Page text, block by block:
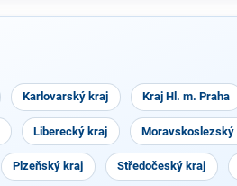
Karlovarský kraj Kraj Hl. m. Praha
Liberecký kraj Moravskoslezský
Plzeňský kraj Středočeský kraj